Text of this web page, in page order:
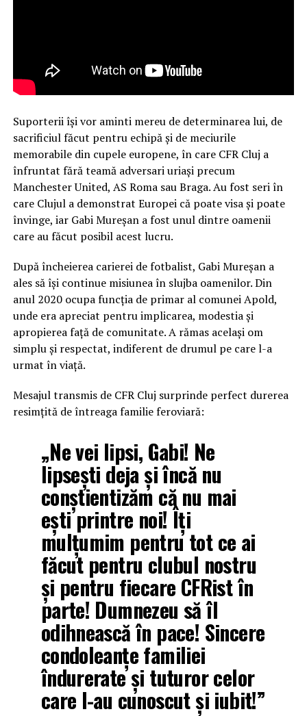
Suporterii își vor aminti mereu de determinarea lui, de
sacrificiul făcut pentru echipă și de meciurile
memorabile din cupele europene, în care CFR Cluj a
înfruntat fără teamă adversari uriași precum
Manchester United, AS Roma sau Braga. Au fost seri în
care Clujul a demonstrat Europei că poate visa și poate
învinge, iar Gabi Mureșan a fost unul dintre oamenii
care au făcut posibil acest lucru.
După încheierea carierei de fotbalist, Gabi Mureșan a
ales să își continue misiunea în slujba oamenilor. Din
anul 2020 ocupa funcția de primar al comunei Apold,
unde era apreciat pentru implicarea, modestia și
apropierea față de comunitate. A rămas același om
simplu și respectat, indiferent de drumul pe care l-a
urmat în viață.
Mesajul transmis de CFR Cluj surprinde perfect durerea
resimțită de întreaga familie feroviară:
„Ne vei lipsi, Gabi! Ne
lipsești deja și încă nu
conștientizăm că nu mai
ești printre noi! Îți
mulțumim pentru tot ce ai
făcut pentru clubul nostru
și pentru fiecare CFRist în
parte! Dumnezeu să îl
odihnească în pace! Sincere
condoleanțe familiei
îndurerate și tuturor celor
care l-au cunoscut și iubit!”